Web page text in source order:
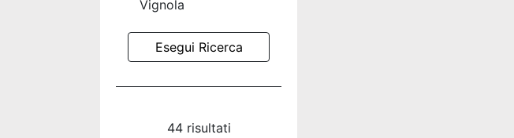
Vignola
Esegui Ricerca
44 risultati